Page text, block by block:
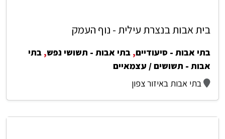
בית אבות בנצרת עילית - נוף העמק
בתי אבות - סיעודיים, בתי אבות - תשושי נפש, בתי
אבות - תשושים / עצמאיים
בתי אבות באיזור צפון